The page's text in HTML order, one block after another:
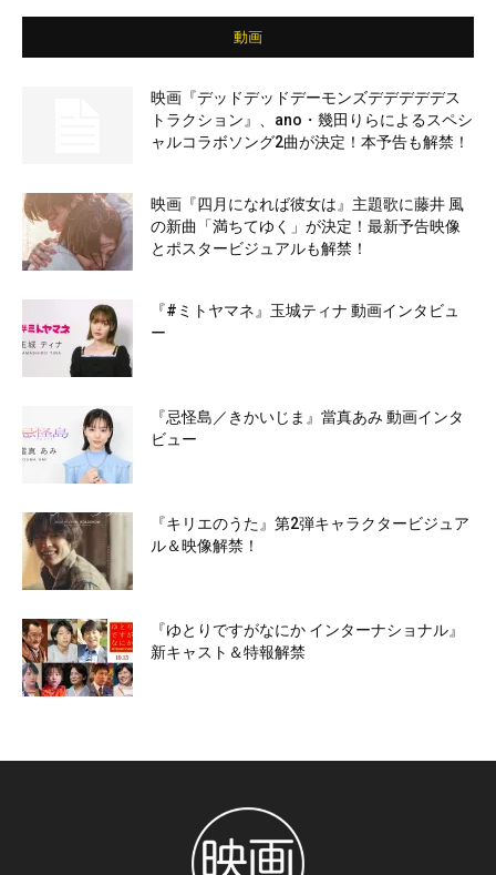
動画
映画『デッドデッドデーモンズデデデデデス
トラクション』、ano・幾田りらによるスペシ
ャルコラボソング2曲が決定！本予告も解禁！
映画『四月になれば彼女は』主題歌に藤井 風
の新曲「満ちてゆく」が決定！最新予告映像
とポスタービジュアルも解禁！
『#ミトヤマネ』玉城ティナ 動画インタビュ
ー
『忌怪島／きかいじま』當真あみ 動画インタ
ビュー
『キリエのうた』第2弾キャラクタービジュア
ル＆映像解禁！
『ゆとりですがなにか インターナショナル』
新キャスト＆特報解禁